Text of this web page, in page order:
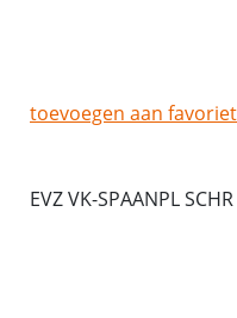
toevoegen aan
EVZ VK-SPAANPL